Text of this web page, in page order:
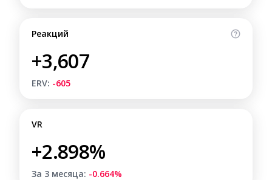
Реакций
+3,607
ERV: -605
VR
+2.898%
За 3 месяца: -0.664%